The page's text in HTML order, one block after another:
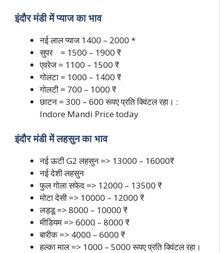
इंदौर मंडी में प्याज का भाव
नई लाल प्याज 1400 – 2000 *
सुपर = 1500 – 1900 ₹
एवरेज = 1100 – 1500 ₹
गोलटा = 1000 – 1400 ₹
गोलटी = 700 – 1000 ₹
छाटन = 300 – 600 रूपए प्रति क्विंटल रहा। :
Indore Mandi Price today
इंदौर मंडी में लहसुन का भाव
नई ऊटी G2 लहसुन => 13000 – 16000₹
नई देशी लहसुन
फुल गोला सफेद => 12000 – 13500 ₹
मोटा देसी => 10000 – 12000 ₹
लड्डू => 8000 – 10000 ₹
मीडियम => 6000 – 8000 ₹
बारीक => 4000 – 6000 ₹
हल्का माल => 1000 – 5000 रूपए प्रति क्विंटल रहा।